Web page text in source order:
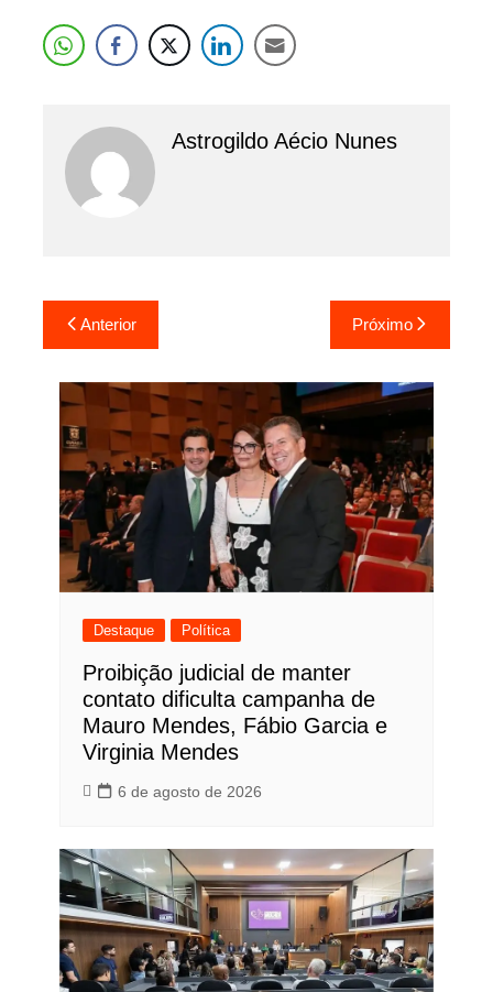
Astrogildo Aécio Nunes
Navegação
de
Post
Anterior Próximo
Destaque Política
Proibição judicial de manter
contato dificulta campanha de
Mauro Mendes, Fábio Garcia e
Virginia Mendes
6 de agosto de 2026